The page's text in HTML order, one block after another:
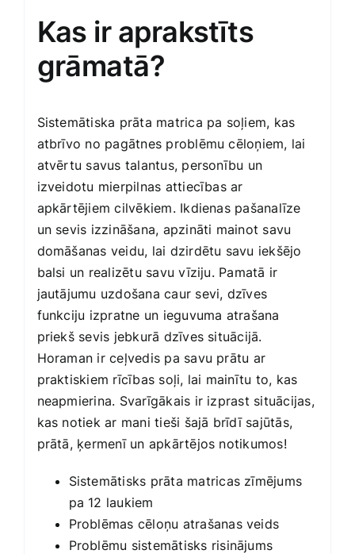
Kas ir aprakstīts
grāmatā?
Sistemātiska prāta matrica pa soļiem, kas
atbrīvo no pagātnes problēmu cēloņiem, lai
atvērtu savus talantus, personību un
izveidotu mierpilnas attiecības ar
apkārtējiem cilvēkiem. Ikdienas pašanalīze
un sevis izzināšana, apzināti mainot savu
domāšanas veidu, lai dzirdētu savu iekšējo
balsi un realizētu savu vīziju. Pamatā ir
jautājumu uzdošana caur sevi, dzīves
funkciju izpratne un ieguvuma atrašana
priekš sevis jebkurā dzīves situācijā.
Horaman ir ceļvedis pa savu prātu ar
praktiskiem rīcības soļi, lai mainītu to, kas
neapmierina. Svarīgākais ir izprast situācijas,
kas notiek ar mani tieši šajā brīdī sajūtās,
prātā, ķermenī un apkārtējos notikumos!
Sistemātisks prāta matricas zīmējums
pa 12 laukiem
Problēmas cēloņu atrašanas veids
Problēmu sistemātisks risinājums